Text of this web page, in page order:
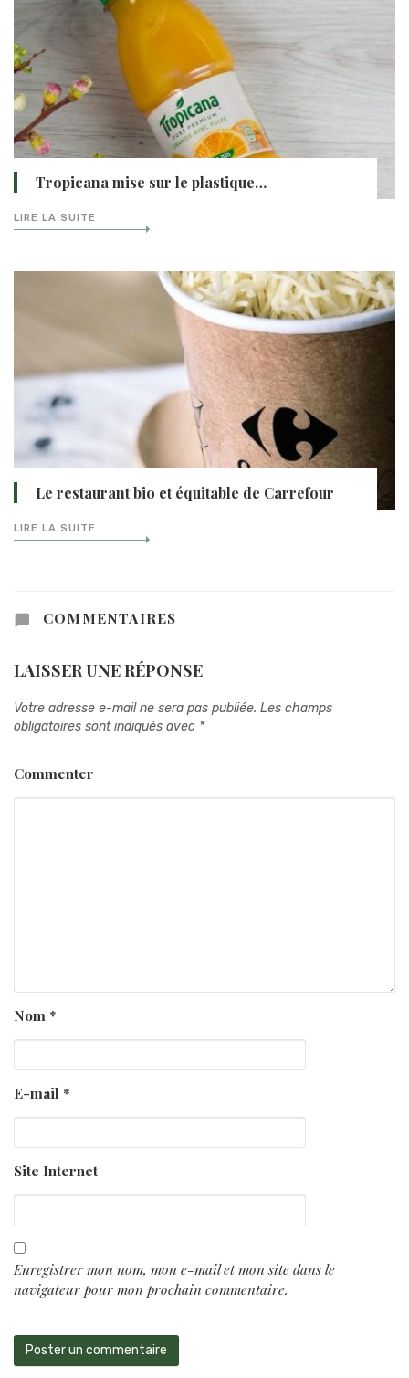
Tropicana mise sur le plastique…
LIRE LA SUITE
Le restaurant bio et équitable de Carrefour
LIRE LA SUITE
COMMENTAIRES
LAISSER UNE RÉPONSE
Votre adresse e-mail ne sera pas publiée. Les champs
obligatoires sont indiqués avec *
Commenter
Nom *
E-mail *
Site Internet
Enregistrer mon nom, mon e-mail et mon site dans le
navigateur pour mon prochain commentaire.